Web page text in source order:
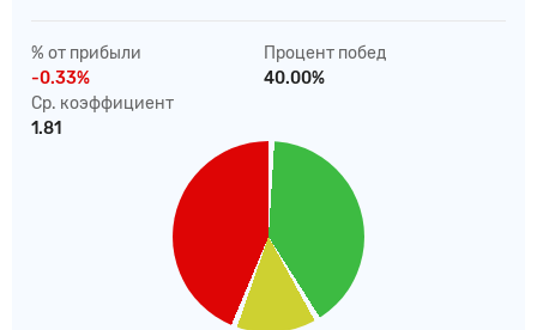
% от прибыли
-0.33%
Процент побед
40.00%
Ср. коэффициент
1.81